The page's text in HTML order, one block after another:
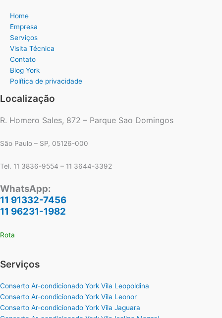
Home
Empresa
Serviços
Visita Técnica
Contato
Blog York
Política de privacidade
Localização
R. Homero Sales, 872 – Parque Sao Domingos
São Paulo – SP, 05126-000
Tel. 11 3836-9554 – 11 3644-3392
WhatsApp:
11 91332-7456
11 96231-1982
Rota
Serviços
Conserto Ar-condicionado York Vila Leopoldina
Conserto Ar-condicionado York Vila Leonor
Conserto Ar-condicionado York Vila Jaguara